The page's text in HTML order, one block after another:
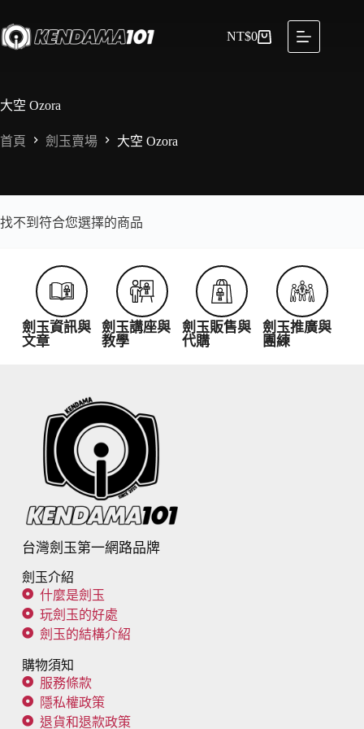
NT$0
大空 Ozora
首頁 劍玉賣場 大空 Ozora
找不到符合您選擇的商品
劍玉資訊與
文章
劍玉講座與
教學
劍玉販售與
代購
劍玉推廣與
團練
台灣劍玉第一網路品牌
劍玉介紹
什麼是劍玉
玩劍玉的好處
劍玉的結構介紹
購物須知
服務條款
隱私權政策
退貨和退款政策